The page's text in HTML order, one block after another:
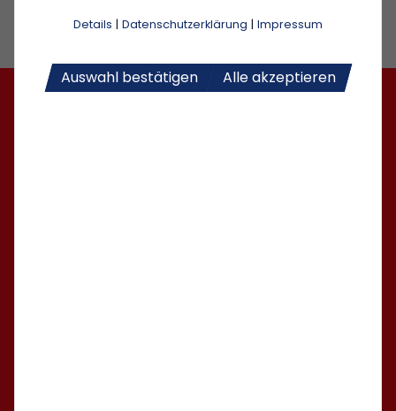
Details | Datenschutzerklärung | Impressum
Auswahl bestätigen Alle akzeptieren